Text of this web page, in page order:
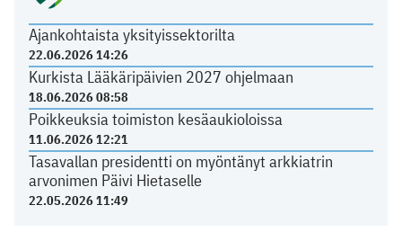
Ajankohtaista yksityissektorilta
22.06.2026 14:26
Kurkista Lääkäripäivien 2027 ohjelmaan
18.06.2026 08:58
Poikkeuksia toimiston kesäaukioloissa
11.06.2026 12:21
Tasavallan presidentti on myöntänyt arkkiatrin
arvonimen Päivi Hietaselle
22.05.2026 11:49